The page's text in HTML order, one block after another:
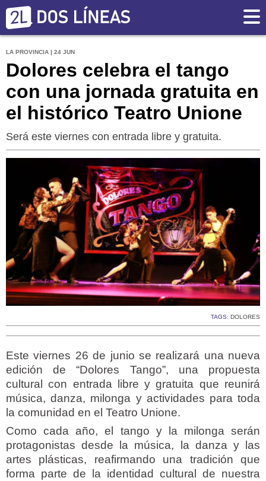
LA PROVINCIA | 24 JUN
Dolores celebra el tango
con una jornada gratuita en
el histórico Teatro Unione
Será este viernes con entrada libre y gratuita.
TAGS: DOLORES
Este viernes 26 de junio se realizará una nueva
edición de “Dolores Tango”, una propuesta
cultural con entrada libre y gratuita que reunirá
música, danza, milonga y actividades para toda
la comunidad en el Teatro Unione.
Como cada año, el tango y la milonga serán
protagonistas desde la música, la danza y las
artes plásticas, reafirmando una tradición que
forma parte de la identidad cultural de nuestra